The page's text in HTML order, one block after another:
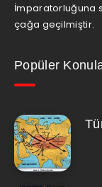
İmparatorluğuna
çağa geçilmiştir.
Popüler